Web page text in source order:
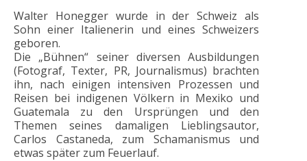
Walter Honegger wurde in der Schweiz als
Sohn einer Italienerin und eines Schweizers
geboren.
Die „Bühnen“ seiner diversen Ausbildungen
(Fotograf, Texter, PR, Journalismus) brachten
ihn, nach einigen intensiven Prozessen und
Reisen bei indigenen Völkern in Mexiko und
Guatemala zu den Ursprüngen und den
Themen seines damaligen Lieblingsautor,
Carlos Castaneda, zum Schamanismus und
etwas später zum Feuerlauf.